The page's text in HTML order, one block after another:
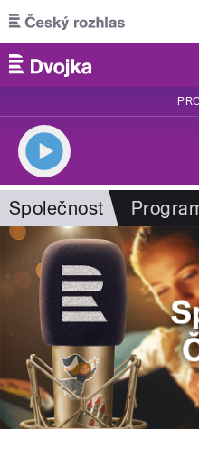
Přejít k hlavnímu obsahu
Společnost